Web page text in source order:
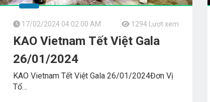
17/02/2024 04:02:00 AM 1294 Lượt xem
KAO Vietnam Tết Việt Gala
26/01/2024
KAO Vietnam Tết Việt Gala 26/01/2024Đơn Vị
Tổ